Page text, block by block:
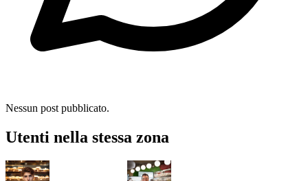
Nessun post pubblicato.
Utenti nella stessa zona